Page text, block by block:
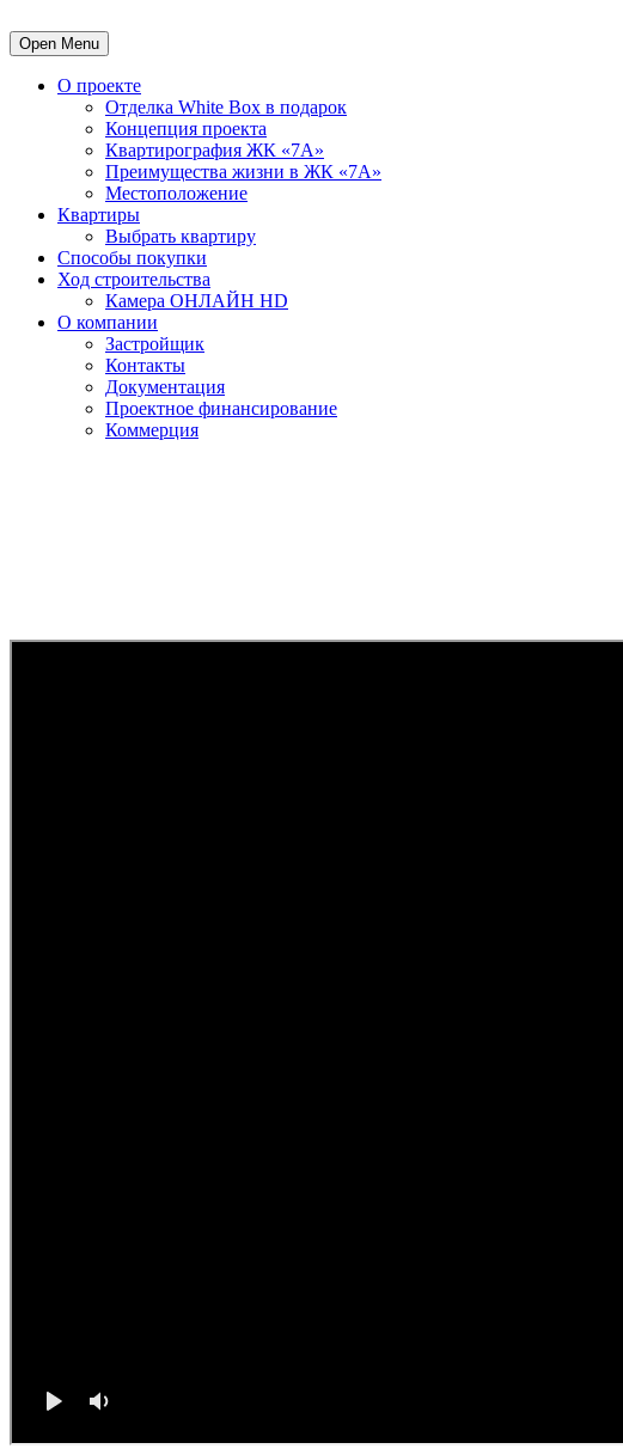
Open Menu
О проекте
Отделка White Box в подарок
Концепция проекта
Квартирография ЖК «7А»
Преимущества жизни в ЖК «7А»
Местоположение
Квартиры
Выбрать квартиру
Способы покупки
Ход строительства
Камера ОНЛАЙН HD
О компании
Застройщик
Контакты
Документация
Проектное финансирование
Коммерция